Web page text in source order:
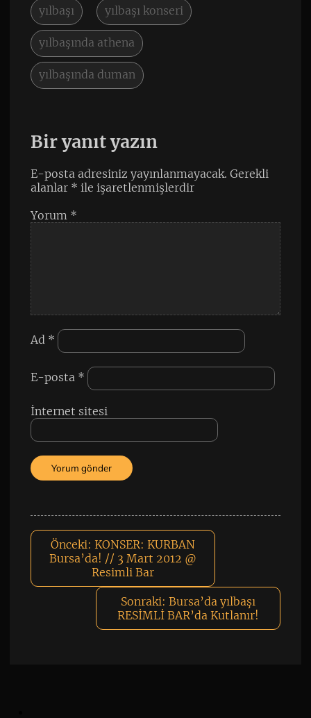
yılbaşı yılbaşı konseri
yılbaşında athena
yılbaşında duman
Bir yanıt yazın
E-posta adresiniz yayınlanmayacak. Gerekli
alanlar * ile işaretlenmişlerdir
Yorum *
Ad *
E-posta *
İnternet sitesi
Önceki: KONSER: KURBAN
Bursa’da! // 3 Mart 2012 @
Resimli Bar
Sonraki: Bursa’da yılbaşı
RESİMLİ BAR’da Kutlanır!